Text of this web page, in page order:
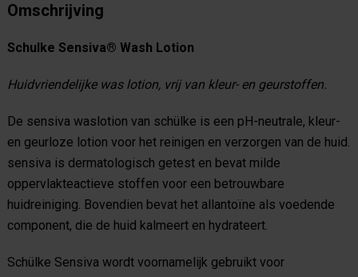
Omschrijving
Schulke Sensiva® Wash Lotion
Huidvriendelijke was lotion, vrij van kleur- en geurstoffen.
De sensiva waslotion van schülke is een pH-neutrale, kleur-
en geurloze lotion voor het reinigen en verzorgen van de huid.
sensiva is dermatologisch getest en bevat milde
oppervlakteactieve stoffen voor een betrouwbare
huidreiniging. Bovendien bevat het allantoïne als voedende
component, die de huid kalmeert en hydrateert.
Schülke Sensiva wordt voornamelijk gebruikt voor